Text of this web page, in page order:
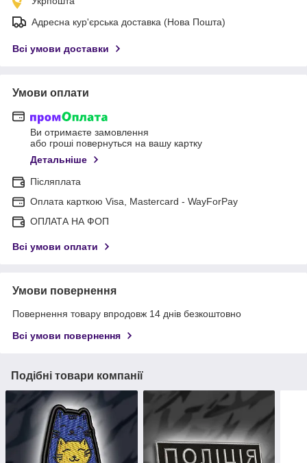
Адресна кур'єрська доставка (Нова Пошта)
Всі умови доставки
Умови оплати
Ви отримаєте замовлення
або гроші повернуться на вашу картку
Детальніше
Післяплата
Оплата карткою Visa, Mastercard - WayForPay
ОПЛАТА НА ФОП
Всі умови оплати
Умови повернення
Повернення товару впродовж 14 днів безкоштовно
Всі умови повернення
Подібні товари компанії